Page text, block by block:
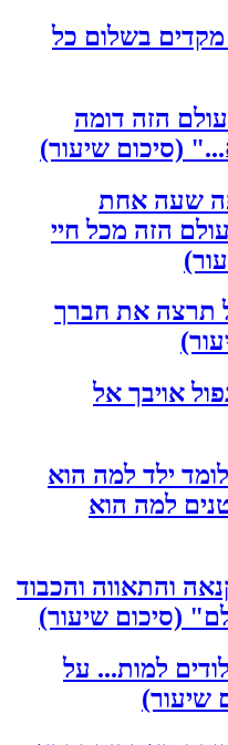
בשלום כל
הזה דומה
(סיכום שיעור)
שעה אחת
הזה מכל חיי
תרצה את חברך
אויבך אל
ילד למה הוא
למה הוא
והתאווה והכבוד
(סיכום שיעור)
למות... על
שיעור)